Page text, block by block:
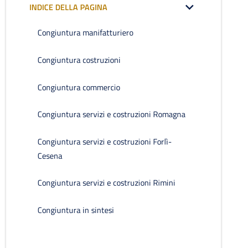
INDICE DELLA PAGINA
Congiuntura manifatturiero
Congiuntura costruzioni
Congiuntura commercio
Congiuntura servizi e costruzioni Romagna
Congiuntura servizi e costruzioni Forlì-
Cesena
Congiuntura servizi e costruzioni Rimini
Congiuntura in sintesi